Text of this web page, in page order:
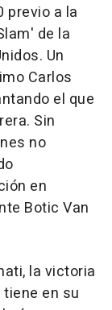
previo a la
de la
Un
Carlos
el que
Sin
no
en
Botic Van
la victoria
en su